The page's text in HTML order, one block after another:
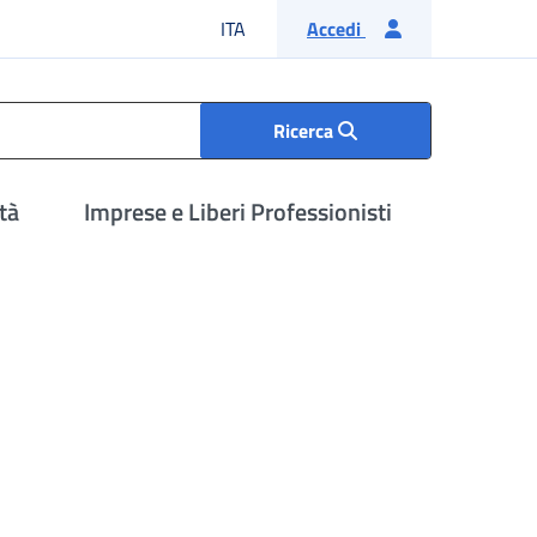
ITA Lingua italiana
Accedi
Ricerca
Imprese e Liberi Professionisti